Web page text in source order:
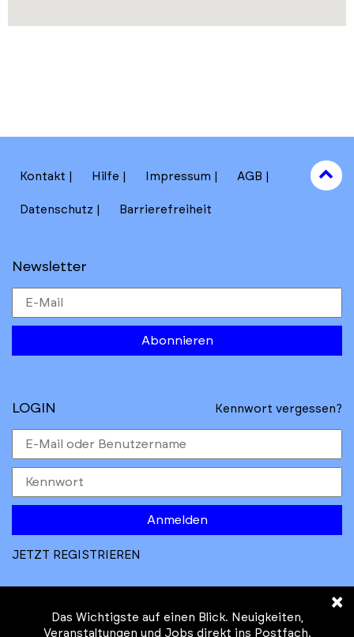
Kontakt Hilfe Impressum AGB
Datenschutz Barrierefreiheit
Newsletter
Abonnieren
to
top
LOGIN Kennwort vergessen?
Anmelden
JETZT REGISTRIEREN
×
Das Wichtigste auf einen Blick. Neuigkeiten,
Veranstaltungen und Jobs direkt ins Postfach.